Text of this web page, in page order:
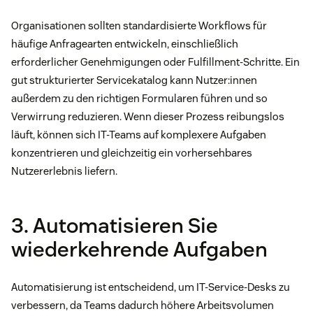
Organisationen sollten standardisierte Workflows für
häufige Anfragearten entwickeln, einschließlich
erforderlicher Genehmigungen oder Fulfillment-Schritte. Ein
gut strukturierter Servicekatalog kann Nutzer:innen
außerdem zu den richtigen Formularen führen und so
Verwirrung reduzieren. Wenn dieser Prozess reibungslos
läuft, können sich IT-Teams auf komplexere Aufgaben
konzentrieren und gleichzeitig ein vorhersehbares
Nutzererlebnis liefern.
3. Automatisieren Sie
wiederkehrende Aufgaben
Automatisierung ist entscheidend, um IT-Service-Desks zu
verbessern, da Teams dadurch höhere Arbeitsvolumen